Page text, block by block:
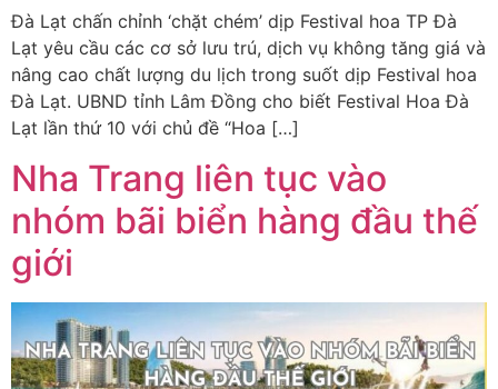
Đà Lạt chấn chỉnh ‘chặt chém’ dịp Festival hoa TP Đà
Lạt yêu cầu các cơ sở lưu trú, dịch vụ không tăng giá và
nâng cao chất lượng du lịch trong suốt dịp Festival hoa
Đà Lạt. UBND tỉnh Lâm Đồng cho biết Festival Hoa Đà
Lạt lần thứ 10 với chủ đề “Hoa […]
Nha Trang liên tục vào
nhóm bãi biển hàng đầu thế
giới